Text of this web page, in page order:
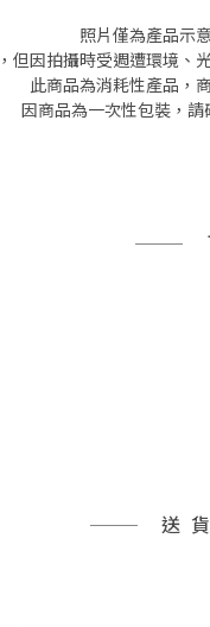
照片僅為產品示意
因拍攝時受週遭環境、光
此商品為消耗性產品，商
商品為一次性包裝，請
送